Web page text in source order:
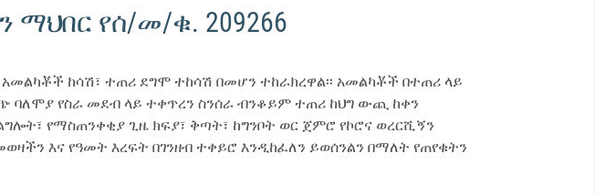
ማህበር የሰ/መ/ቁ. 209266
ከሳሽ፣ ተጠሪ ደግሞ ተከሳሽ በመሆን ተከራክረዋል፡፡ አመልካቾች በተጠሪ ላይ
ባለሞያ የስራ መደብ ላይ ተቀጥረን ስንሰራ ብንቆይም ተጠሪ ከህግ ውጪ ከቀን
የማስጠንቀቂያ ጊዜ ክፍያ፣ ቅጣት፣ ከግንቦት ወር ጀምሮ የኮሮና ወረርሺኝን
እና የዓመት እረፍት በገንዘብ ተቀይሮ እንዲከፈለን ይወሰንልን በማለት የጠየቁትን